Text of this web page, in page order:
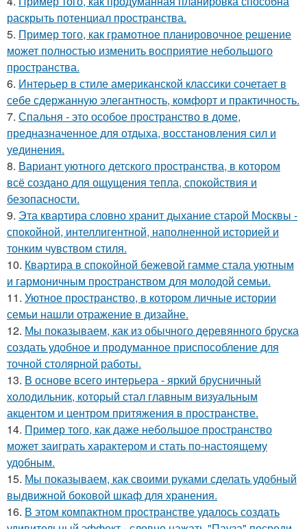
раскрыть потенциал пространства.
5. Пример того, как грамотное планировочное решение
может полностью изменить восприятие небольшого
пространства.
6. Интерьер в стиле американской классики сочетает в
себе сдержанную элегантность, комфорт и практичность.
7. Спальня - это особое пространство в доме,
предназначенное для отдыха, восстановления сил и
уединения.
8. Вариант уютного детского пространства, в котором
всё создано для ощущения тепла, спокойствия и
безопасности.
9. Эта квартира словно хранит дыхание старой Москвы -
спокойной, интеллигентной, наполненной историей и
тонким чувством стиля.
10. Квартира в спокойной бежевой гамме стала уютным
и гармоничным пространством для молодой семьи.
11. Уютное пространство, в котором личные истории
семьи нашли отражение в дизайне.
12. Мы показываем, как из обычного деревянного бруска
создать удобное и продуманное приспособление для
точной столярной работы.
13. В основе всего интерьера - яркий брусничный
холодильник, который стал главным визуальным
акцентом и центром притяжения в пространстве.
14. Пример того, как даже небольшое пространство
может заиграть характером и стать по-настоящему
удобным.
15. Мы показываем, как своими руками сделать удобный
выдвижной боковой шкаф для хранения.
16. В этом компактном пространстве удалось создать